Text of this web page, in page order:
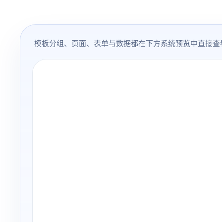
模板分组、页面、表单与数据都在下方系统预览中直接查